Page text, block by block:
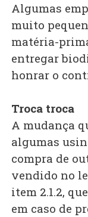
Algumas
muito
matéria-
entregar
honrar o
Troca troca
A mudança
algumas
compra de
vendido no
item 2.1.2,
em caso de